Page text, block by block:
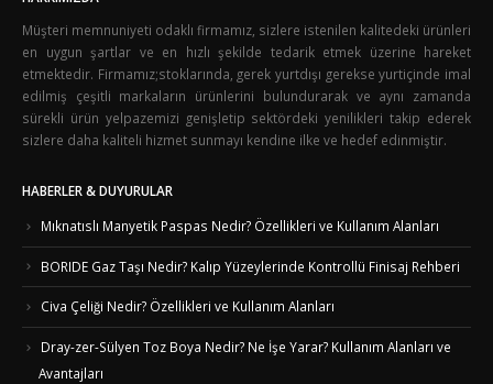
Müşteri memnuniyeti odaklı firmamız, sizlere istenilen kalitedeki ürünleri
en uygun şartlar ve en hızlı şekilde tedarik etmek üzerine hareket
etmektedir. Firmamız;stoklarında, gerek yurtdışı gerekse yurtiçinde imal
edilmiş çeşitli markaların ürünlerini bulundurarak ve aynı zamanda
sürekli ürün yelpazemizi genişletip sektördeki yenilikleri takip ederek
sizlere daha kaliteli hizmet sunmayı kendine ilke ve hedef edinmiştir.
HABERLER & DUYURULAR
Mıknatıslı Manyetik Paspas Nedir? Özellikleri ve Kullanım Alanları
BORIDE Gaz Taşı Nedir? Kalıp Yüzeylerinde Kontrollü Finisaj Rehberi
Civa Çeliği Nedir? Özellikleri ve Kullanım Alanları
Dray-zer-Sülyen Toz Boya Nedir? Ne İşe Yarar? Kullanım Alanları ve
Avantajları